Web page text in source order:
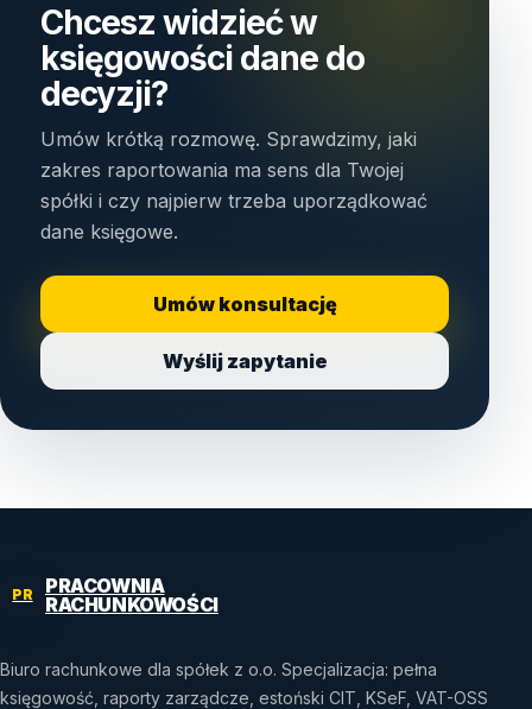
Chcesz widzieć w
księgowości dane do
decyzji?
Umów krótką rozmowę. Sprawdzimy, jaki
zakres raportowania ma sens dla Twojej
spółki i czy najpierw trzeba uporządkować
dane księgowe.
Umów konsultację
Wyślij zapytanie
PR
PRACOWNIA
RACHUNKOWOŚCI
Biuro rachunkowe dla spółek z o.o. Specjalizacja: pełna
księgowość, raporty zarządcze, estoński CIT, KSeF, VAT-OSS